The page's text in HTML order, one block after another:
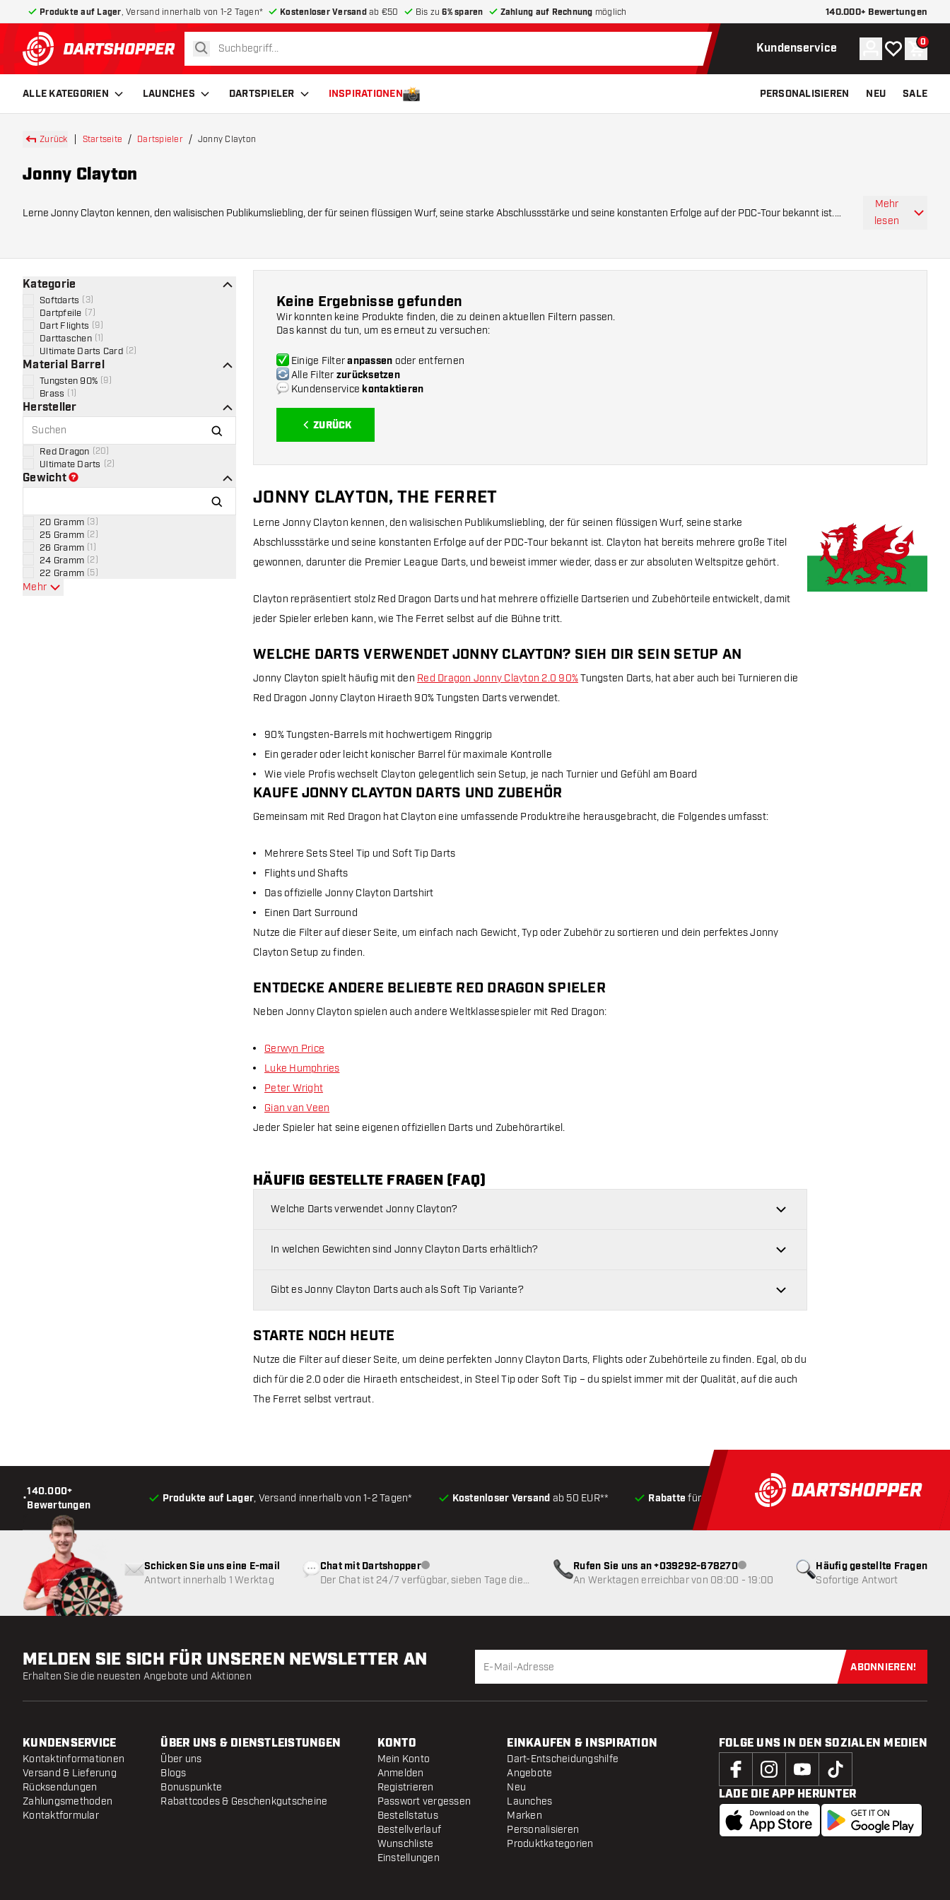
Produkte auf Lager , Versand innerhalb von 1-2 Tagen* Kostenloser Versandab €50 Bis zu6% sparen Zahlung auf Rechnung möglich 140.000+ Bewertungen
zurück zur Startseite
suchen Kundenservice Konto
Meine 0
ALLE KATEGORIEN LAUNCHES DARTSPIELER INSPIRATIONEN PERSONALISIEREN NEU SALE
Zurück Startseite Dartspieler Jonny Clayton
Jonny Clayton
Lerne Jonny Clayton kennen, den walisischen Publikumsliebling, der für seinen flüssigen Wurf, seine starke Abschlussstärke und seine konstanten Erfolge auf der PDC-Tour bekannt ist.
Mehr
lesen
Kategorie
Softdarts 3)
Dartpfeile 7
Dart Flights 9
Darttaschen 1
Ultimate Darts Card 2
Material Barrel
Tungsten 90% 9
Brass 1
Hersteller
Red Dragon 20
Ultimate Darts 2
Gewicht
20 Gramm 3
25 Gramm 2
26 Gramm 1
24 Gramm 2
22 Gramm 5
Mehr
Keine Ergebnisse gefunden
Wir konnten keine Produkte finden, die zu deinen aktuellen Filtern passen.
Das kannst du tun, um es erneut zu versuchen:
Einige Filteranpassen oder entfernen
Alle Filter zurücksetzen
Kundenservice kontaktieren
ZURÜCK
JONNY CLAYTON, THE FERRET
Lerne Jonny Clayton kennen, den walisischen Publikumsliebling, der für seinen flüssigen Wurf, seine starke
Abschlussstärke und seine konstanten Erfolge auf der PDC-Tour bekannt ist. Clayton hat bereits mehrere große Titel
gewonnen, darunter die Premier League Darts, und beweist immer wieder, dass er zur absoluten Weltspitze gehört.
Clayton repräsentiert stolz Red Dragon Darts und hat mehrere offizielle Dartserien und Zubehörteile entwickelt, damit
jeder Spieler erleben kann, wie The Ferret selbst auf die Bühne tritt.
WELCHE DARTS VERWENDET JONNY CLAYTON? SIEH DIR SEIN SETUP AN
Jonny Clayton spielt häufig mit den Red Dragon Jonny Clayton 2.0 90%Tungsten Darts, hat aber auch bei Turnieren die
Red Dragon Jonny Clayton Hiraeth 90% Tungsten Darts verwendet.
90% Tungsten-Barrels mit hochwertigem Ringgrip
Ein gerader oder leicht konischer Barrel für maximale Kontrolle
Wie viele Profis wechselt Clayton gelegentlich sein Setup, je nach Turnier und Gefühl am Board
KAUFE JONNY CLAYTON DARTS UND ZUBEHÖR
Gemeinsam mit Red Dragon hat Clayton eine umfassende Produktreihe herausgebracht, die Folgendes umfasst:
Mehrere Sets Steel Tip und Soft Tip Darts
Flights und Shafts
Das offizielle Jonny Clayton Dartshirt
Einen Dart Surround
Nutze die Filter auf dieser Seite, um einfach nach Gewicht, Typ oder Zubehör zu sortieren und dein perfektes Jonny
Clayton Setup zu finden.
ENTDECKE ANDERE BELIEBTE RED DRAGON SPIELER
Neben Jonny Clayton spielen auch andere Weltklassespieler mit Red Dragon:
Gerwyn Price
Luke Humphries
Peter Wright
Gian van Veen
Jeder Spieler hat seine eigenen offiziellen Darts und Zubehörartikel.
HÄUFIG GESTELLTE FRAGEN (FAQ)
Welche Darts verwendet Jonny Clayton?
In welchen Gewichten sind Jonny Clayton Darts erhältlich?
Gibt es Jonny Clayton Darts auch als Soft Tip Variante?
STARTE NOCH HEUTE
Nutze die Filter auf dieser Seite, um deine perfekten Jonny Clayton Darts, Flights oder Zubehörteile zu finden. Egal, ob du
dich für die 2.0 oder die Hiraeth entscheidest, in Steel Tip oder Soft Tip – du spielst immer mit der Qualität, auf die auch
The Ferret selbst vertraut.
•
140.000+
Bewertungen
Produkte auf Lager, Versand innerhalb von 1-2 Tagen* Kostenloser Versand ab 50 EUR** Rabatte für Kunden Produkte auf Lager, Versand
Häufig gestellte Fragen
Sofortige Antwort
Schicken Sie uns eine E-mail
Antwort innerhalb 1 Werktag
Chat mit DartshopperKundenservice nicht verfügbar
Der Chat ist 24/7 verfügbar, sieben Tage die
Rufen Sie uns an +039292-678270Kundenservice nicht verfügbar
An Werktagen erreichbar von 08:00 - 19:00
MELDEN SIE SICH FÜR UNSEREN NEWSLETTER AN
Erhalten Sie die neuesten Angebote und Aktionen
Jetzt für
ABONNIEREN!
KUNDENSERVICE
Kontaktinformationen
Versand & Lieferung
Rücksendungen
Zahlungsmethoden
Kontaktformular
ÜBER UNS & DIENSTLEISTUNGEN
Über uns
Blogs
Bonuspunkte
Rabattcodes & Geschenkgutscheine
KONTO
Mein Konto
Anmelden
Registrieren
Passwort vergessen
Bestellstatus
Bestellverlauf
Wunschliste
Einstellungen
EINKAUFEN & INSPIRATION
Dart-Entscheidungshilfe
Angebote
Neu
Launches
Marken
Personalisieren
Produktkategorien
FOLGE UNS IN DEN SOZIALEN MEDIEN
LADE DIE APP HERUNTER